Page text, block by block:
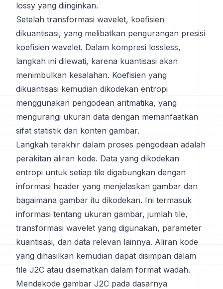
lossy yang diinginkan.
Setelah transformasi wavelet, koefisien
dikuantisasi, yang melibatkan pengurangan presisi
koefisien wavelet. Dalam kompresi lossless,
langkah ini dilewati, karena kuantisasi akan
menimbulkan kesalahan. Koefisien yang
dikuantisasi kemudian dikodekan entropi
menggunakan pengodean aritmatika, yang
mengurangi ukuran data dengan memanfaatkan
sifat statistik dari konten gambar.
Langkah terakhir dalam proses pengodean adalah
perakitan aliran kode. Data yang dikodekan
entropi untuk setiap tile digabungkan dengan
informasi header yang menjelaskan gambar dan
bagaimana gambar itu dikodekan. Ini termasuk
informasi tentang ukuran gambar, jumlah tile,
transformasi wavelet yang digunakan, parameter
kuantisasi, dan data relevan lainnya. Aliran kode
yang dihasilkan kemudian dapat disimpan dalam
file J2C atau disematkan dalam format wadah.
Mendekode gambar J2C pada dasarnya